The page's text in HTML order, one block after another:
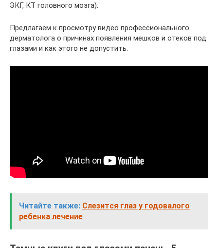
ЭКГ, КТ головного мозга).
Предлагаем к просмотру видео профессионального
дерматолога о причинах появления мешков и отеков под
глазами и как этого не допустить.
Читайте также: Слезится глаз у годовалого
ребенка лечение